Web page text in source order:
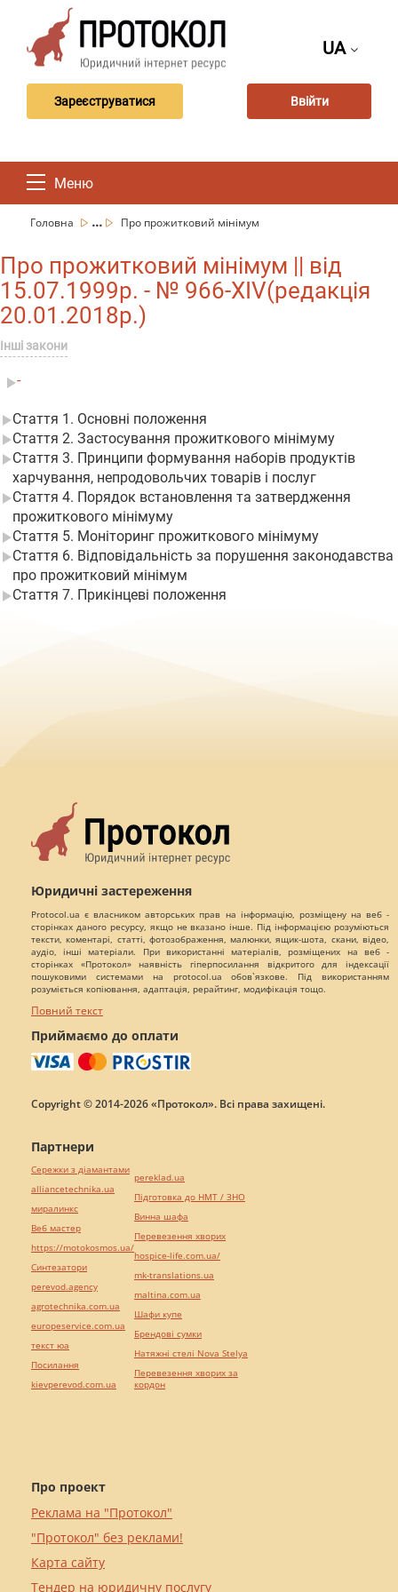
UA
Зареєструватися Ввійти
Меню
Головна ... Про прожитковий мінімум
Про прожитковий мінімум || від
15.07.1999р. - № 966-XIV(редакція
20.01.2018р.)
Інші закони
-
Стаття 1. Основні положення
Стаття 2. Застосування прожиткового мінімуму
Стаття 3. Принципи формування наборів продуктів
харчування, непродовольчих товарів і послуг
Стаття 4. Порядок встановлення та затвердження
прожиткового мінімуму
Стаття 5. Моніторинг прожиткового мінімуму
Стаття 6. Відповідальність за порушення законодавства
про прожитковий мінімум
Стаття 7. Прикінцеві положення
Юридичні застереження
Protocol.ua є власником авторських прав на інформацію, розміщену на веб -
сторінках даного ресурсу, якщо не вказано інше. Під інформацією розуміються
тексти, коментарі, статті, фотозображення, малюнки, ящик-шота, скани, відео,
аудіо, інші матеріали. При використанні матеріалів, розміщених на веб -
сторінках «Протокол» наявність гіперпосилання відкритого для індексації
пошуковими системами на protocol.ua обов`язкове. Під використанням
розуміється копіювання, адаптація, рерайтинг, модифікація тощо.
Повний текст
Приймаємо до оплати
Copyright © 2014-2026 «Протокол». Всі права захищені.
Про проект
Реклама на "Протокол"
"Протокол" без реклами!
Карта сайту
Тендер на юридичну послугу
Партнери
Сережки з діамантами
alliancetechnika.ua
миралинкс
Веб мастер
https://motokosmos.ua/
Синтезатори
perevod.agency
agrotechnika.com.ua
europeservice.com.ua
текст юа
Посилання
kievperevod.com.ua
pereklad.ua
Підготовка до НМТ / ЗНО
Винна шафа
Перевезення хворих
hospice-life.com.ua/
mk-translations.ua
maltina.com.ua
Шафи купе
Брендові сумки
Натяжні стелі Nova Stelya
Перевезення хворих за
кордон